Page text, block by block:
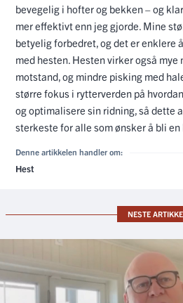
bevegelig i hofter og bekken – og
mer effektivt enn jeg gjorde. Mine
betyelig forbedret, og det er enklere
med hesten. Hesten virker også mye
motstand, og mindre pisking med
større fokus i rytterverden på
og optimalisere sin ridning, så dette
sterkeste for alle som ønsker å bli
Denne artikkelen handler om:
Hest
NESTE